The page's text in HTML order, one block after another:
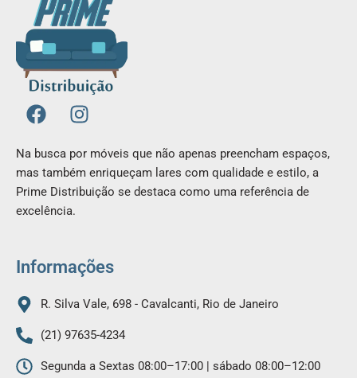
F
a
c
e
b
o
o
I
n
t
a
g
m
Na busca por móveis que não apenas preencham espaços,
mas também enriqueçam lares com qualidade e estilo, a
Prime Distribuição se destaca como uma referência de
excelência.
Informações
R. Silva Vale, 698 - Cavalcanti, Rio de Janeiro
(21) 97635-4234
Segunda a Sextas 08:00–17:00 | sábado 08:00–12:00